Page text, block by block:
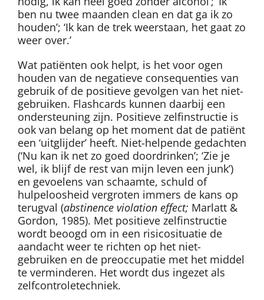
ben nu twee maanden clean en dat ga ik zo
houden’; ‘Ik kan de trek weerstaan, het gaat zo
weer over.’
Wat patiënten ook helpt, is het voor ogen
houden van de negatieve consequenties van
gebruik of de positieve gevolgen van het niet-
gebruiken. Flashcards kunnen daarbij een
ondersteuning zijn. Positieve zelfinstructie is
ook van belang op het moment dat de patiënt
een ‘uitglijder’ heeft. Niet-helpende gedachten
(‘Nu kan ik net zo goed doordrinken’; ‘Zie je
wel, ik blijf de rest van mijn leven een junk’)
en gevoelens van schaamte, schuld of
hulpeloosheid vergroten immers de kans op
terugval (abstinence violation effect; Marlatt &
Gordon, 1985). Met positieve zelfinstructie
wordt beoogd om in een risicosituatie de
aandacht weer te richten op het niet-
gebruiken en de preoccupatie met het middel
te verminderen. Het wordt dus ingezet als
zelfcontroletechniek.